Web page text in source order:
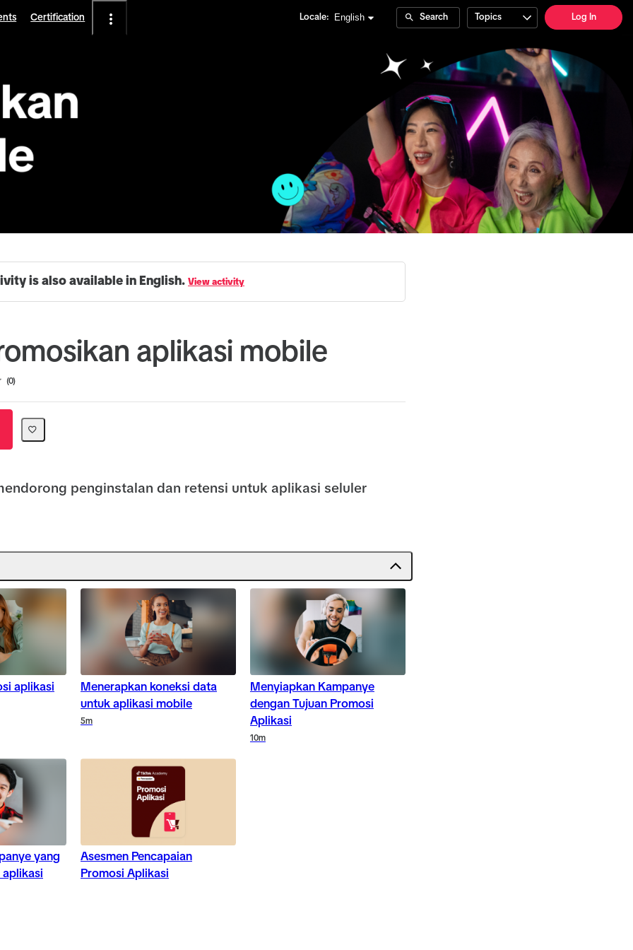
Certification Locale: English Search Topics Log In
is also available in English. View activity
aplikasi mobile
0
penginstalan dan retensi untuk aplikasi seluler
aplikasi
Menerapkan koneksi data
untuk aplikasi mobile
5m
Menyiapkan Kampanye
dengan Tujuan Promosi
Aplikasi
10m
yang
Asesmen Pencapaian
Promosi Aplikasi